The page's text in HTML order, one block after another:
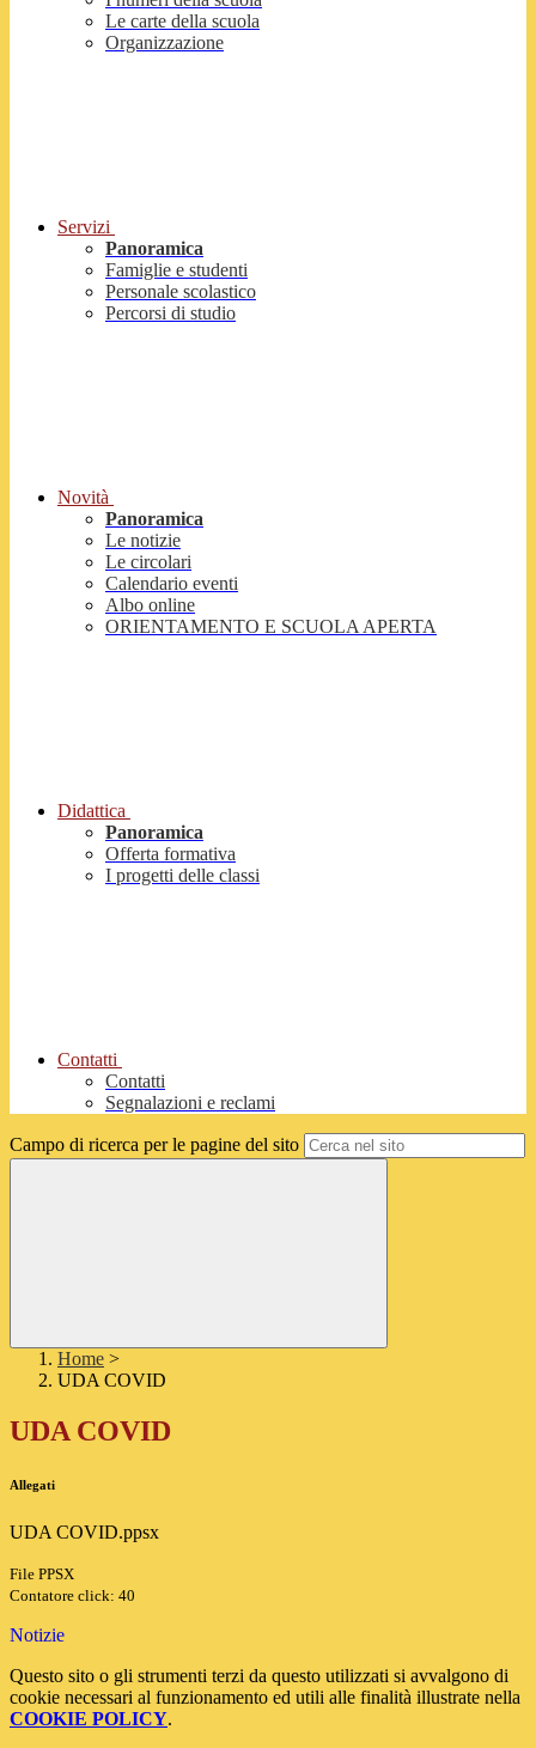
Le carte della scuola
Organizzazione
Servizi
Panoramica
Famiglie e studenti
Personale scolastico
Percorsi di studio
Novità
Panoramica
Le notizie
Le circolari
Calendario eventi
Albo online
ORIENTAMENTO E SCUOLA APERTA
Didattica
Panoramica
Offerta formativa
I progetti delle classi
Contatti
Contatti
Segnalazioni e reclami
Campo di ricerca per le pagine del sito
Home >
UDA COVID
UDA COVID
Allegati
UDA COVID.ppsx
File PPSX
Contatore click: 40
Notizie
Questo sito o gli strumenti terzi da questo utilizzati si avvalgono di
cookie necessari al funzionamento ed utili alle finalità illustrate nella
COOKIE POLICY.